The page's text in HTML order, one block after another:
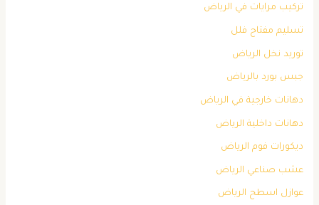
تركيب مرايات في الرياض
تسليم مفتاح فلل
توريد نخل الرياض
جبس بورد بالرياض
دهانات خارجية في الرياض
دهانات داخلية الرياض
ديكورات فوم الرياض
عشب صناعي الرياض
عوازل اسطح الرياض